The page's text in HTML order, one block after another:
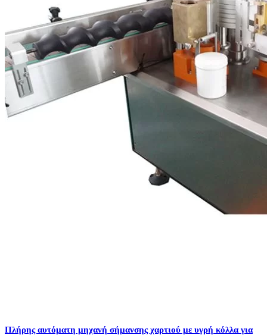
Πλήρης αυτόματη μηχανή σήμανσης χαρτιού με υγρή κόλλα για